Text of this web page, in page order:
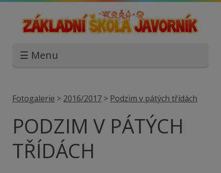
☰ Menu
Fotogalerie > 2016/2017 > Podzim v pátých třídách
PODZIM V PÁTÝCH
TŘÍDÁCH